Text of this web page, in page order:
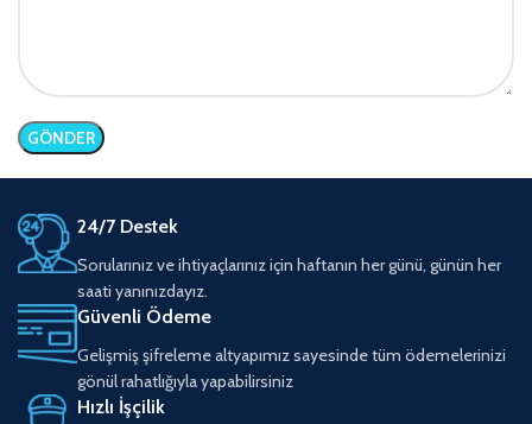
24/7 Destek
Sorularınız ve ihtiyaçlarınız için haftanın her günü, günün her
saati yanınızdayız.
Güvenli Ödeme
Gelişmiş şifreleme altyapımız sayesinde tüm ödemelerinizi
gönül rahatlığıyla yapabilirsiniz
Hızlı İşçilik